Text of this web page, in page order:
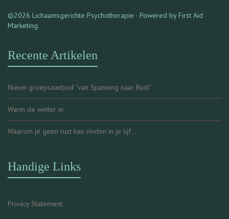
©2026 Lichaamsgerichte Psychotherapie · Powered by First Aid
Marketing.
Recente Artikelen
Nieuw groepsaanbod “van Spanning naar Rust”
Warm de winter in
Waarom je geen rust kan vinden in je lijf…
Handige Links
Privacy Statement